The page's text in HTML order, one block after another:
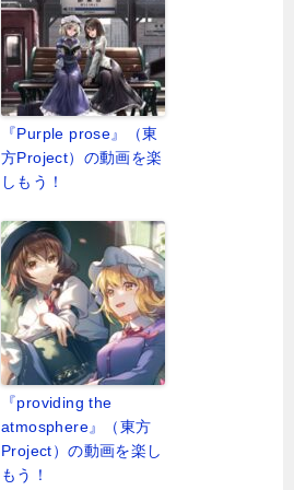
『Purple prose』（東
方Project）の動画を楽
しもう！
『providing the
atmosphere』（東方
Project）の動画を楽し
もう！